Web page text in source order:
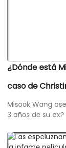
¿Dónde está
caso de
Misook Wang
3 años de su ex?